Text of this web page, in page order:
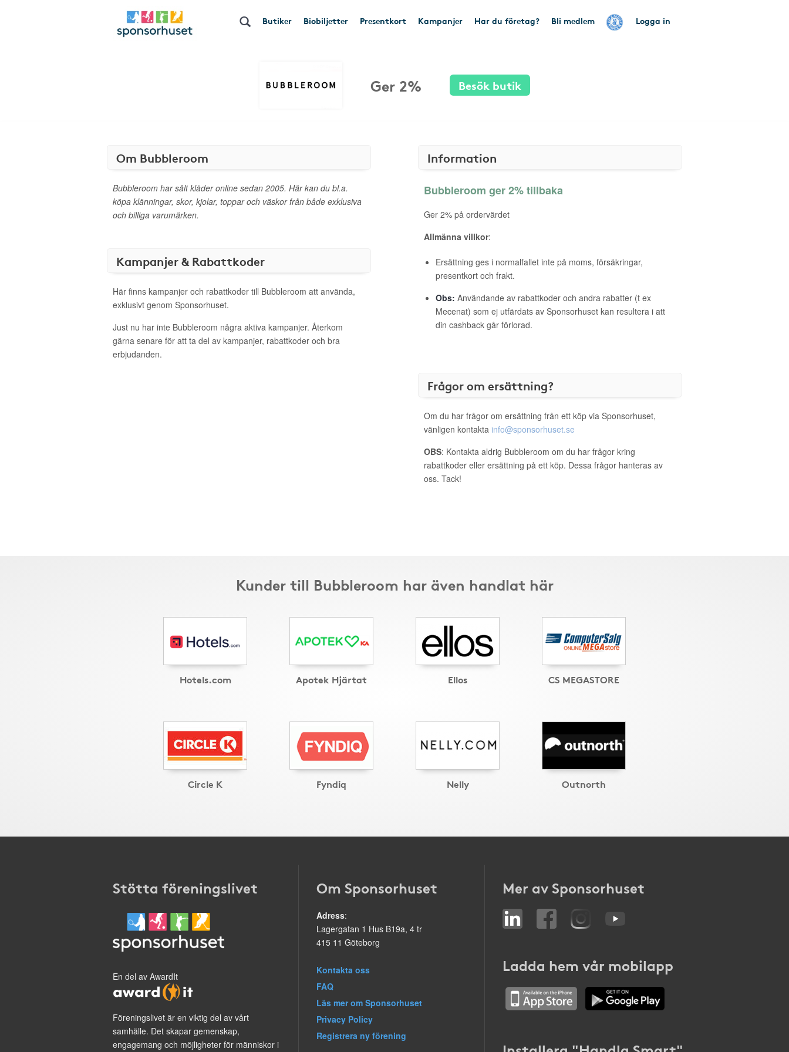
Butiker Biobiljetter Presentkort Kampanjer Har du företag? Bli medlem Logga in
Ger 2% Besök butik
Om Bubbleroom
Bubbleroom har sålt kläder online sedan 2005. Här kan du bl.a.
köpa klänningar, skor, kjolar, toppar och väskor från både exklusiva
och billiga varumärken.
Kampanjer & Rabattkoder
Här finns kampanjer och rabattkoder till Bubbleroom att använda,
exklusivt genom Sponsorhuset.
Just nu har inte Bubbleroom några aktiva kampanjer. Återkom
gärna senare för att ta del av kampanjer, rabattkoder och bra
erbjudanden.
Information
Bubbleroom ger 2% tillbaka
Ger 2% på ordervärdet
Allmänna villkor:
Ersättning ges i normalfallet inte på moms, försäkringar,
presentkort och frakt.
Obs: Användande av rabattkoder och andra rabatter (t ex
Mecenat) som ej utfärdats av Sponsorhuset kan resultera i att
din cashback går förlorad.
Frågor om ersättning?
Om du har frågor om ersättning från ett köp via Sponsorhuset,
vänligen kontakta info@sponsorhuset.se
OBS: Kontakta aldrig Bubbleroom om du har frågor kring
rabattkoder eller ersättning på ett köp. Dessa frågor hanteras av
oss. Tack!
Kunder till Bubbleroom har även handlat här
Hotels.com Apotek Hjärtat Ellos CS MEGASTORE
Circle K Fyndiq Nelly Outnorth
Stötta föreningslivet
En del av AwardIt
Föreningslivet är en viktig del av vårt
samhälle. Det skapar gemenskap,
engagemang och möjligheter för människor i
Om Sponsorhuset
Adress:
Lagergatan 1 Hus B19a, 4 tr
415 11 Göteborg
Kontakta oss
FAQ
Läs mer om Sponsorhuset
Privacy Policy
Registrera ny förening
Mer av Sponsorhuset
Ladda hem vår mobilapp